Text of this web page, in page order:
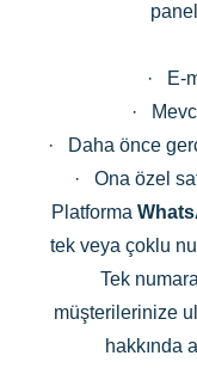
·
E-
·
·
Daha önce
·
Ona özel
Platforma
tek veya çoklu
Tek
müşterilerinize
hakkında